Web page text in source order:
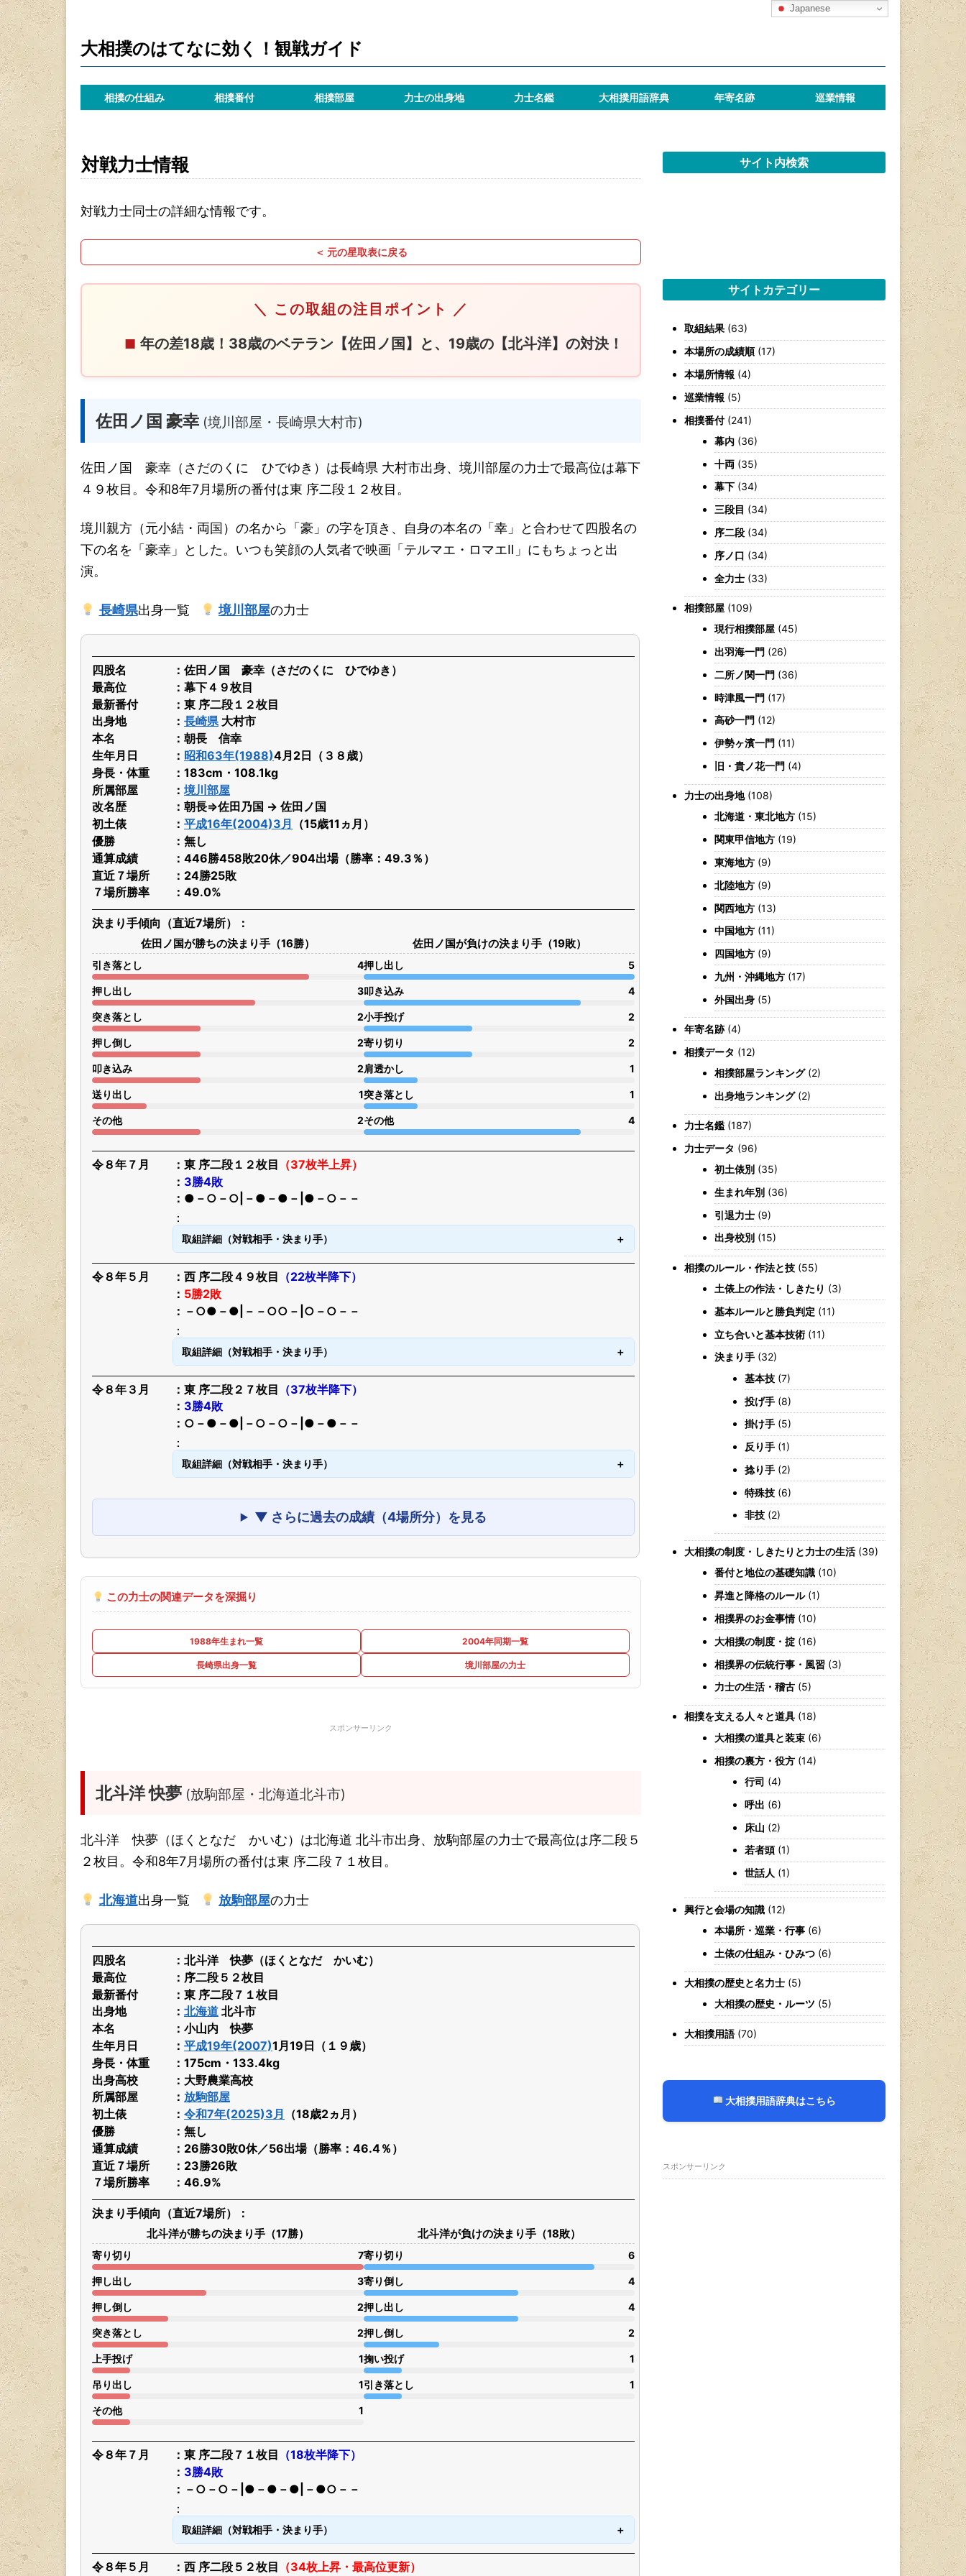
大相撲のはてなに効く！観戦ガイド
相撲の仕組み 相撲番付 相撲部屋 力士の出身地 力士名鑑 大相撲用語辞典 年寄名跡 巡業情報
対戦力士情報
対戦力士同士の詳細な情報です。
＜ 元の星取表に戻る
＼ この取組の注目ポイント ／
■ 年の差18歳！38歳のベテラン【佐田ノ国】と、19歳の【北斗洋】の対決！
佐田ノ国 豪幸 (境川部屋・長崎県大村市)
佐田ノ国 豪幸（さだのくに ひでゆき）は長崎県 大村市出身、境川部屋の力士で最高位は幕下
４９枚目。令和8年7月場所の番付は東 序二段１２枚目。
境川親方（元小結・両国）の名から「豪」の字を頂き、自身の本名の「幸」と合わせて四股名の
下の名を「豪幸」とした。いつも笑顔の人気者で映画「テルマエ・ロマエⅡ」にもちょっと出
演。
長崎県出身一覧 境川部屋の力士
四股名
佐田ノ国 豪幸（さだのくに ひでゆき）
最高位
幕下４９枚目
最新番付
東 序二段１２枚目
出身地
長崎県大村市
本名
朝長 信幸
生年月日
昭和63年(1988)4月2日（３８歳）
身長・体重
183cm・108.1kg
所属部屋
境川部屋
改名歴
朝長⇒佐田乃国 → 佐田ノ国
初土俵
平成16年(2004)3月
（15歳11ヵ月）
優勝
無し
通算成績
446勝458敗20休／904出場（勝率：49.3％）
直近７場所
24勝25敗
７場所勝率
49.0%
決まり手傾向（直近7場所）
佐田ノ国が勝ちの決まり手（16勝）
引き落とし 4
押し出し 3
突き落とし 2
押し倒し 2
叩き込み 2
送り出し 1
その他 2
佐田ノ国が負けの決まり手（19敗）
押し出し 5
叩き込み 4
小手投げ 2
寄り切り 2
肩透かし 1
突き落とし 1
その他 4
令８年７月 東 序二段１２枚目 （37枚半上昇）
3勝4敗
●－○－○|－●－●－|●－○－－
取組詳細（対戦相手・決まり手）
令８年５月 西 序二段４９枚目 （22枚半降下）
5勝2敗
－○●－●|－－○○－|○－○－－
取組詳細（対戦相手・決まり手）
令８年３月 東 序二段２７枚目 （37枚半降下）
3勝4敗
○－●－●|－○－○－|●－●－－
取組詳細（対戦相手・決まり手）
▼ さらに過去の成績（4場所分）を見る
この力士の関連データを深掘り
1988年生まれ一覧 2004年同期一覧
長崎県出身一覧 境川部屋の力士
スポンサーリンク
北斗洋 快夢 (放駒部屋・北海道北斗市)
北斗洋 快夢（ほくとなだ かいむ）は北海道 北斗市出身、放駒部屋の力士で最高位は序二段５
２枚目。令和8年7月場所の番付は東 序二段７１枚目。
北海道出身一覧 放駒部屋の力士
四股名
北斗洋 快夢（ほくとなだ かいむ）
最高位
序二段５２枚目
最新番付
東 序二段７１枚目
出身地
北海道 北斗市
本名
小山内 快夢
生年月日
平成19年(2007)1月19日（１９歳）
身長・体重
175cm・133.4kg
出身高校
大野農業高校
所属部屋
放駒部屋
初土俵
令和7年(2025)3月
（18歳2ヵ月）
優勝
無し
通算成績
26勝30敗0休／56出場（勝率：46.4％）
直近７場所
23勝26敗
７場所勝率
46.9%
決まり手傾向（直近7場所）
北斗洋が勝ちの決まり手（17勝）
寄り切り 7
押し出し 3
押し倒し 2
突き落とし 2
上手投げ 1
吊り出し 1
その他 1
北斗洋が負けの決まり手（18敗）
寄り切り 6
寄り倒し 4
押し出し 4
押し倒し 2
掬い投げ 1
引き落とし 1
令８年７月 東 序二段７１枚目 （18枚半降下）
3勝4敗
－○－○－|●－●－●|－●○－－
取組詳細（対戦相手・決まり手）
令８年５月 西 序二段５２枚目 （34枚上昇・最高位更新）
サイト内検索
サイトカテゴリー
取組結果 (63)
本場所の成績順(17)
本場所情報 (4)
巡業情報 (5)
相撲番付(241)
幕内 (36)
十両 (35)
幕下 (34)
三段目 (34)
序二段 (34)
序ノ口 (34)
全力士 (33)
相撲部屋 (109)
現行相撲部屋 (45)
出羽海一門 (26)
二所ノ関一門 (36)
時津風一門 (17)
高砂一門 (12)
伊勢ヶ濱一門 (11)
旧・貴ノ花一門 (4)
力士の出身地(108)
北海道・東北地方 (15)
関東甲信地方 (19)
東海地方 (9)
北陸地方 (9)
関西地方 (13)
中国地方 (11)
四国地方 (9)
九州・沖縄地方 (17)
外国出身 (5)
年寄名跡(4)
相撲データ (12)
相撲部屋ランキング(2)
出身地ランキング(2)
力士名鑑 (187)
力士データ (96)
初土俵別 (35)
生まれ年別 (36)
引退力士 (9)
出身校別 (15)
相撲のルール・作法と技 (55)
土俵上の作法・しきたり (3)
基本ルールと勝負判定 (11)
立ち合いと基本技術 (11)
決まり手 (32)
基本技 (7)
投げ手 (8)
掛け手 (5)
反り手 (1)
捻り手 (2)
特殊技 (6)
非技 (2)
大相撲の制度・しきたりと力士の生活 (39)
番付と地位の基礎知識 (10)
昇進と降格のルール(1)
相撲界のお金事情(10)
大相撲の制度・掟 (16)
相撲界の伝統行事・風習 (3)
力士の生活・稽古 (5)
相撲を支える人々と道具 (18)
大相撲の道具と装束 (6)
相撲の裏方・役方 (14)
行司 (4)
呼出 (6)
床山 (2)
若者頭 (1)
世話人 (1)
興行と会場の知識 (12)
本場所・巡業・行事 (6)
土俵の仕組み・ひみつ (6)
大相撲の歴史と名力士 (5)
大相撲の歴史・ルーツ (5)
大相撲用語 (70)
大相撲用語辞典はこちら
スポンサーリンク
Japanese